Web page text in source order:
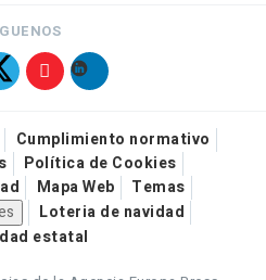
Cumplimiento normativo
Política de Cookies
Mapa Web
Temas
Loteria de navidad
estatal